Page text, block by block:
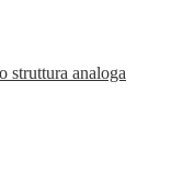
struttura analoga